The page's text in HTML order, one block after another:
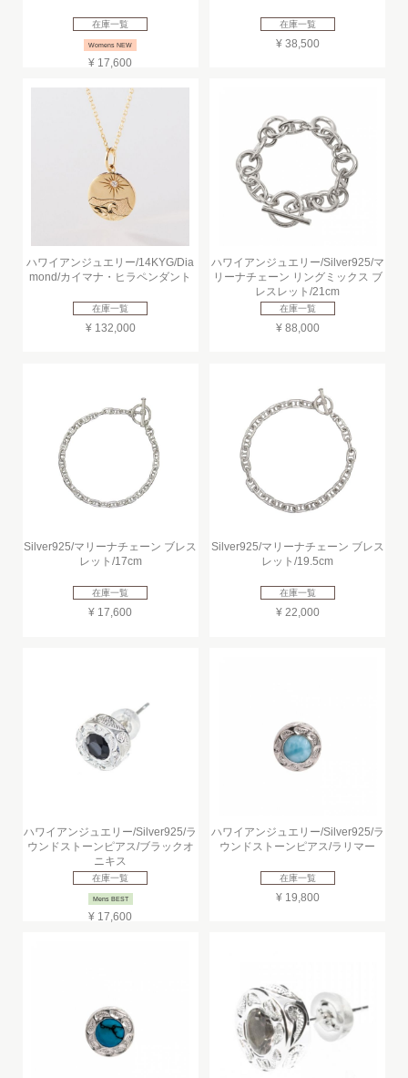
在庫一覧
Womens NEW
¥ 17,600
在庫一覧
¥ 38,500
ハワイアンジュエリー/14KYG/Dia
mond/カイマナ・ヒラペンダント
在庫一覧
¥ 132,000
ハワイアンジュエリー/Silver925/マ
リーナチェーン リングミックス ブ
レスレット/21cm
在庫一覧
¥ 88,000
Silver925/マリーナチェーン ブレス
レット/17cm
在庫一覧
¥ 17,600
Silver925/マリーナチェーン ブレス
レット/19.5cm
在庫一覧
¥ 22,000
ハワイアンジュエリー/Silver925/ラ
ウンドストーンピアス/ブラックオ
ニキス
在庫一覧
Mens BEST
¥ 17,600
ハワイアンジュエリー/Silver925/ラ
ウンドストーンピアス/ラリマー
在庫一覧
¥ 19,800